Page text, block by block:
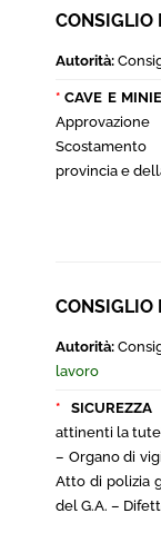
CONSIGLIO
Autorità:
*CAVE E
provincia e
CONSIGLIO
Autorità:
lavoro
*
attinenti la
– Organo di
Atto di polizia
del G.A. –